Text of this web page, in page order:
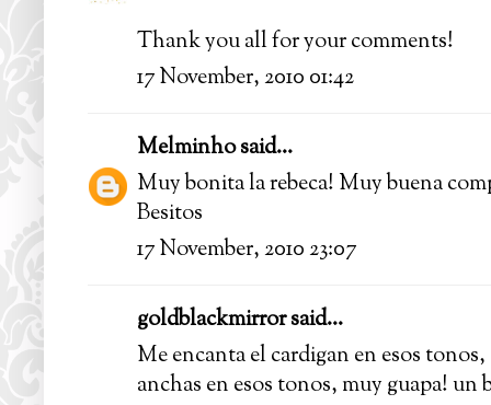
Thank you all for your comments!
17 November, 2010 01:42
Melminhosaid...
Muy bonita la rebeca! Muy buena
Besitos
17 November, 2010 23:07
goldblackmirrorsaid...
Me encanta el cardigan en esos
anchas en esos tonos, muy guapa! un